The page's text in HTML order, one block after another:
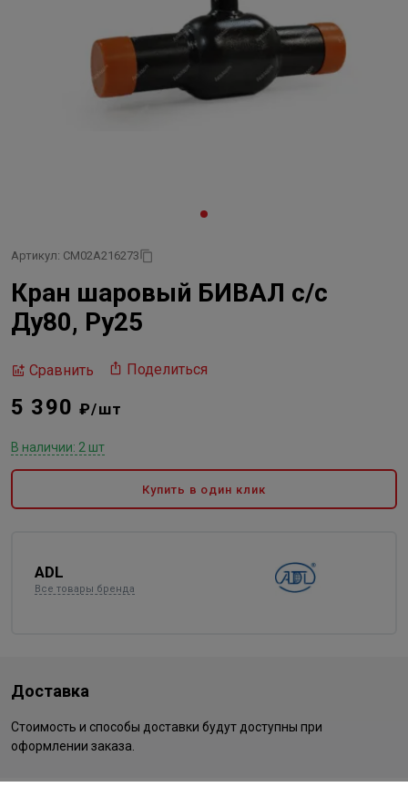
Артикул: CM02A216273
Кран шаровый БИВАЛ с/с
Ду80, Ру25
Сравнить Поделиться
5 390₽/шт
В наличии: 2 шт
Купить в один клик
ADL
Все товары бренда
Доставка
Стоимость и способы доставки будут доступны при
оформлении заказа.